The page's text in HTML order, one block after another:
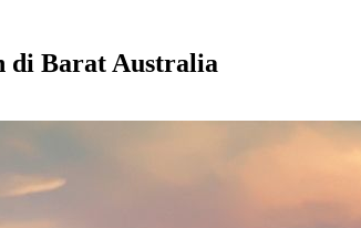
di Barat Australia